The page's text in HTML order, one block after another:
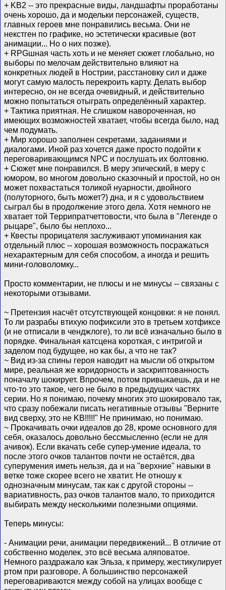
+ KB2 -- это прекрасные виды, ландшафты проработаны
очень хорошо, да и модельки персонажей, существ,
главных героев мне понравились весьма. Они не
некстген по графике, но эстетически красивые (вот
анимации... Но о них позже).
+ RPGшная часть хоть и не меняет сюжет глобально, но
выборы по мелочам действительно влияют на
конкретных людей в Нострии, расстановку сил и даже
могут самую малость перекроить карту. Делать выбор
интересно, он не всегда очевидный, и действительно
можно попытаться отыграть определённый характер.
+ Тактика приятная. Не слишком навороченная, но
имеющих возможностей хватает, чтобы всегда было, над
чем подумать.
+ Мир хорошо заполнен секретами, заданиями и
диалогами. Иной раз хочется даже просто подойти к
переговаривающимся NPC и послушать их болтовню.
+ Сюжет мне понравился. В меру эпический, в меру с
юмором, во многом довольно сказочный и простой, но он
может похвастаться толикой нуарности, двойного
(полуторного, быть может?) дна, и я с удовольствием
сыграл бы в продолжение этого дела. Хотя немного не
хватает той Террипратчеттовости, что была в "Легенде о
рыцаре", было бы неплохо...
+ Квесты прорицателя заслуживают упоминания как
отдельный плюс -- хорошая возможность посражаться
нехарактерным для себя способом, а иногда и решить
мини-головоломку...
Просто комментарии, не плюсы и не минусы -- связаны с
некоторыми отзывами.
~ Претензия насчёт отсутствующей концовки: я не понял.
То ли разрабы втихую пофиксили это в третьем хотфиксе
(и не отписали в ченджлоге), то ли всё изначально было в
порядке. Финальная катсцена короткая, с интригой и
заделом под будущее, но как бы, а что не так?
~ Вид из-за спины героя наводит на мысли об открытом
мире, реальная же коридорность и заскриптованность
поначалу шокирует. Впрочем, потом привыкаешь, да и не
что-то это такое, чего не было в предыдущих частях
серии. Но я понимаю, почему многих это шокировало так,
что сразу побежали писать негативные отзывы "Верните
вид сверху, это не KB!!!!!" Не принимаю, но понимаю.
~ Прокачивать очки идеалов до 28, кроме основного для
себя, оказалось довольно бессмысленно (если не для
ачивок). Если вкачать себе супер-умение идеала, то
после этого очков талантов почти не остаётся, два
суперумения иметь нельзя, да и на "верхние" навыки в
ветке тоже скорее всего не хватит. Не отношу к
однозначным минусам, так как с другой стороны --
вариативность, раз очков талантов мало, то приходится
выбирать между несколькими полезными опциями.
Теперь минусы:
- Анимации речи, анимации передвижений... В отличие от
собственно моделек, это всё весьма аляповатое.
Немного раздражало как Эльза, к примеру, жестикулирует
ртом при разговоре. А большинство персонажей
переговариваются между собой на улицах вообще с